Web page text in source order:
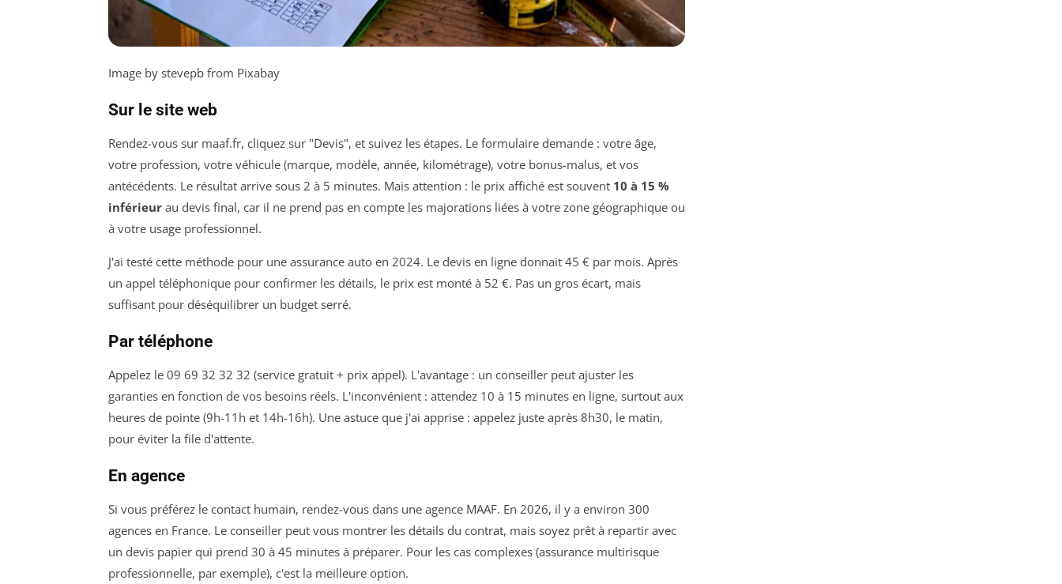
Image by stevepb from Pixabay
Sur le site web
Rendez-vous sur maaf.fr, cliquez sur "Devis", et suivez les étapes. Le formulaire demande : votre âge,
votre profession, votre véhicule (marque, modèle, année, kilométrage), votre bonus-malus, et vos
antécédents. Le résultat arrive sous 2 à 5 minutes. Mais attention : le prix affiché est souvent 10 à 15 %
inférieur au devis final, car il ne prend pas en compte les majorations liées à votre zone géographique ou
à votre usage professionnel.
J'ai testé cette méthode pour une assurance auto en 2024. Le devis en ligne donnait 45 € par mois. Après
un appel téléphonique pour confirmer les détails, le prix est monté à 52 €. Pas un gros écart, mais
suffisant pour déséquilibrer un budget serré.
Par téléphone
Appelez le 09 69 32 32 32 (service gratuit + prix appel). L'avantage : un conseiller peut ajuster les
garanties en fonction de vos besoins réels. L'inconvénient : attendez 10 à 15 minutes en ligne, surtout aux
heures de pointe (9h-11h et 14h-16h). Une astuce que j'ai apprise : appelez juste après 8h30, le matin,
pour éviter la file d'attente.
En agence
Si vous préférez le contact humain, rendez-vous dans une agence MAAF. En 2026, il y a environ 300
agences en France. Le conseiller peut vous montrer les détails du contrat, mais soyez prêt à repartir avec
un devis papier qui prend 30 à 45 minutes à préparer. Pour les cas complexes (assurance multirisque
professionnelle, par exemple), c'est la meilleure option.